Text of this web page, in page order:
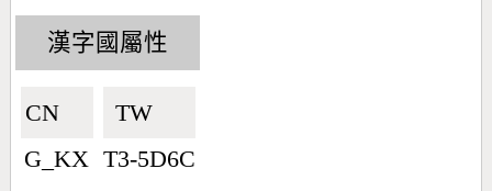
漢字國屬性
CN🇨🇳
G_KX
TW🇹🇼
T3-5D6C